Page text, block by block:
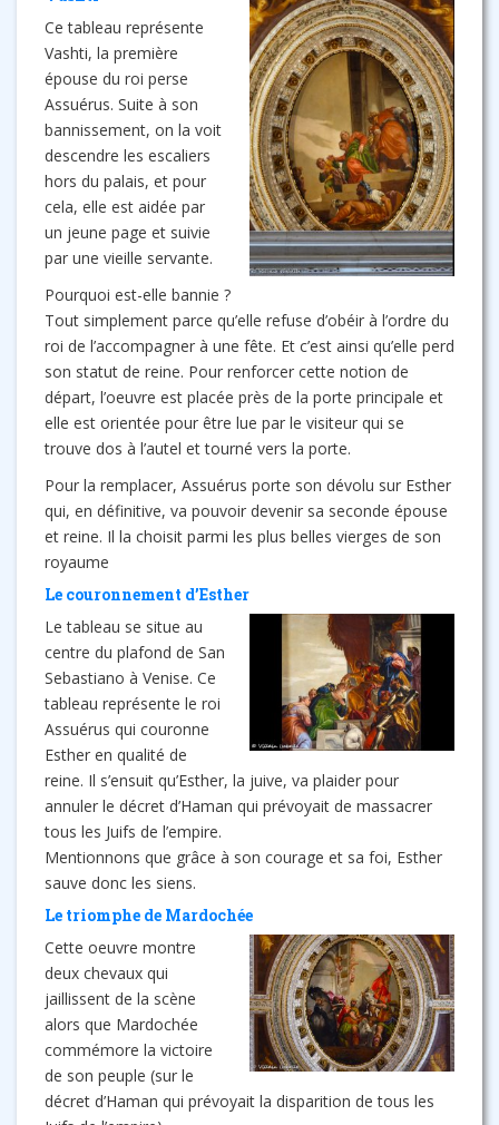
Ce tableau représente
Vashti, la première
épouse du roi perse
Assuérus. Suite à son
bannissement, on la voit
descendre les escaliers
hors du palais, et pour
cela, elle est aidée par
un jeune page et suivie
par une vieille servante.
Pourquoi est-elle bannie ?
Tout simplement parce qu’elle refuse d’obéir à l’ordre du
roi de l’accompagner à une fête. Et c’est ainsi qu’elle perd
son statut de reine. Pour renforcer cette notion de
départ, l’oeuvre est placée près de la porte principale et
elle est orientée pour être lue par le visiteur qui se
trouve dos à l’autel et tourné vers la porte.
Pour la remplacer, Assuérus porte son dévolu sur Esther
qui, en définitive, va pouvoir devenir sa seconde épouse
et reine. Il la choisit parmi les plus belles vierges de son
royaume
Le couronnement d’Esther
Le tableau se situe au
centre du plafond de San
Sebastiano à Venise. Ce
tableau représente le roi
Assuérus qui couronne
Esther en qualité de
reine. Il s’ensuit qu’Esther, la juive, va plaider pour
annuler le décret d’Haman qui prévoyait de massacrer
tous les Juifs de l’empire.
Mentionnons que grâce à son courage et sa foi, Esther
sauve donc les siens.
Le triomphe de Mardochée
Cette oeuvre montre
deux chevaux qui
jaillissent de la scène
alors que Mardochée
commémore la victoire
de son peuple (sur le
décret d’Haman qui prévoyait la disparition de tous les